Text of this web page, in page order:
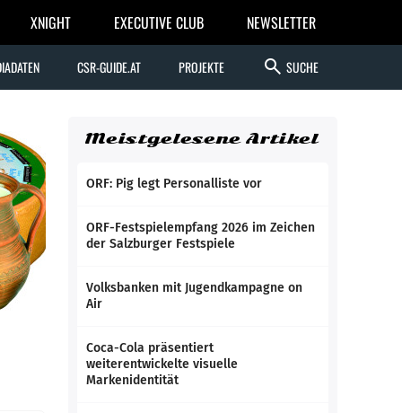
XNIGHT EXECUTIVE CLUB NEWSLETTER
CSR-GUIDE.AT PROJEKTE search SUCHE
Meistgelesene Artikel
ORF: Pig legt Personalliste vor
ORF-Festspielempfang 2026 im Zeichen
der Salzburger Festspiele
Volksbanken mit Jugendkampagne on
Air
Coca-Cola präsentiert
weiterentwickelte visuelle
Markenidentität